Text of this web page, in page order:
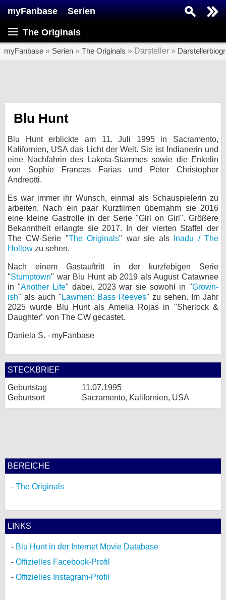
myFanbase Serien
The Originals
myFanbase » Serien » The Originals » Darsteller »
Blu Hunt
Blu Hunt erblickte am 11. Juli 1995 in Sacramento,
Kalifornien, USA das Licht der Welt. Sie ist Indianerin und
eine Nachfahrin des Lakota-Stammes sowie die Enkelin
von Sophie Frances Farias und Peter Christopher
Andreotti.
Es war immer ihr Wunsch, einmal als Schauspielerin zu
arbeiten. Nach ein paar Kurzfilmen übernahm sie 2016
eine kleine Gastrolle in der Serie "Girl on Girl". Größere
Bekanntheit erlangte sie 2017. In der vierten Staffel der
The CW-Serie "The Originals" war sie als
Inadu / The
Hollow zu sehen.
Nach einem Gastauftritt in der kurzlebigen Serie
"Stumptown" war Blu Hunt ab 2019 als August Catawnee
in "Another Life" dabei. 2023 war sie sowohl in "Grown-
ish" als auch " Lawmen: Bass Reeves" zu sehen. Im Jahr
2025 wurde Blu Hunt als Amelia Rojas in "Sherlock &
Daughter" von The CW gecastet.
Daniela S. - myFanbase
STECKBRIEF
Geburtstag
11.07.1995
Geburtsort
Sacramento, Kalifornien, USA
BEREICHE
The Originals
LINKS
Blu Hunt in der Internet Movie Database
Offizielles Facebook-Profil
Offizielles Instagram-Profil
SERIEN
KULTUR
Specials
Gewinnspiele
Forum
bei X
bei Facebook
Kontakt
Nutzungsbedingungen
Desktop-Ansicht